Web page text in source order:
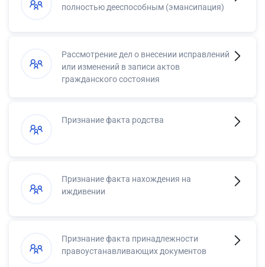
полностью дееспособным (эмансипация)
Рассмотрение дел о внесении исправлений
или изменений в записи актов
гражданского состояния
Признание факта родства
Признание факта нахождения на
иждивении
Признание факта принадлежности
правоустанавливающих документов